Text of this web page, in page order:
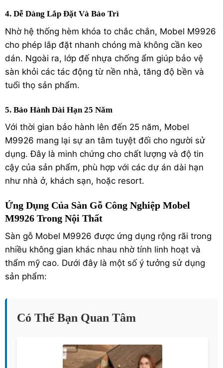
4. Dễ Dàng Lắp Đặt Và Bảo Trì
Nhờ hệ thống hèm khóa to chắc chắn, Mobel M9926
cho phép lắp đặt nhanh chóng mà không cần keo
dán. Ngoài ra, lớp đế nhựa chống ẩm giúp bảo vệ
sàn khỏi các tác động từ nền nhà, tăng độ bền và
tuổi thọ sản phẩm.
5. Bảo Hành Dài Hạn 25 Năm
Với thời gian bảo hành lên đến 25 năm, Mobel
M9926 mang lại sự an tâm tuyệt đối cho người sử
dụng. Đây là minh chứng cho chất lượng và độ tin
cậy của sản phẩm, phù hợp với các dự án dài hạn
như nhà ở, khách sạn, hoặc resort.
Ứng Dụng Của Sàn Gỗ Công Nghiệp Mobel
M9926 Trong Nội Thất
Sàn gỗ Mobel M9926 được ứng dụng rộng rãi trong
nhiều không gian khác nhau nhờ tính linh hoạt và
thẩm mỹ cao. Dưới đây là một số ý tưởng sử dụng
sản phẩm:
Có Thể Bạn Quan Tâm